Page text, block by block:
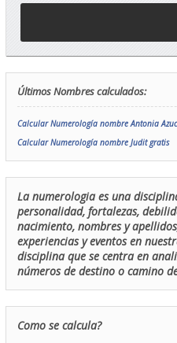
Últimos Nombres calculados:
Calcular Numerología nombre Antonia
Calcular Numerología nombre Judit gratis
La numerologia es una
personalidad, fortalezas,
nacimiento, nombres y
experiencias y eventos en
disciplina que se centra en
números de destino o camino
Como se calcula?